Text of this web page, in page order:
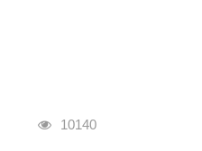
瀏覽人次
10140